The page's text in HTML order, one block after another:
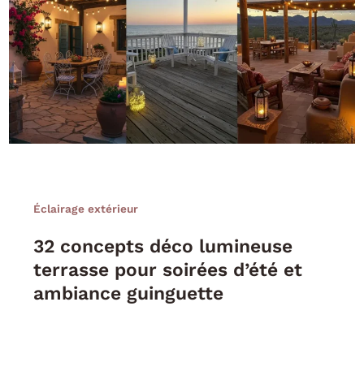
Éclairage extérieur
32 concepts déco lumineuse
terrasse pour soirées d’été et
ambiance guinguette